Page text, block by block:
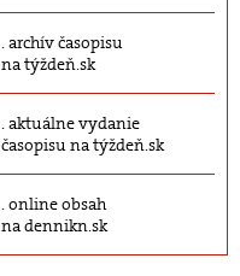
archív časopisu
na týždeň.sk
aktuálne vydanie
časopisu na týždeň.sk
online obsah
na dennikn.sk